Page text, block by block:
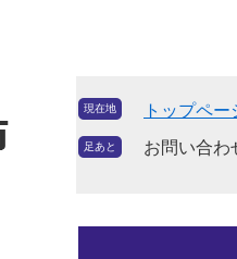
現在地 トップペー
足あと お問い合わ